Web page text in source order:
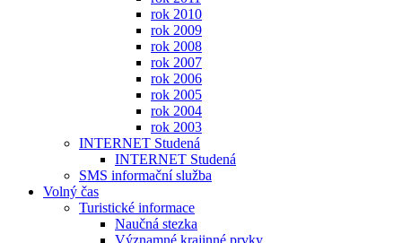
rok 2010
rok 2009
rok 2008
rok 2007
rok 2006
rok 2005
rok 2004
rok 2003
INTERNET Studená
INTERNET Studená
SMS informační služba
Volný čas
Turistické informace
Naučná stezka
Významné krajinné prvky